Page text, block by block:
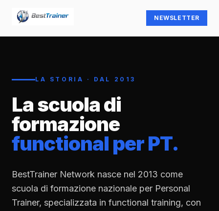
NEWSLETTER
LA STORIA · DAL 2013
La scuola di
formazione
functional per PT.
BestTrainer Network nasce nel 2013 come
scuola di formazione nazionale per Personal
Trainer, specializzata in functional training, con